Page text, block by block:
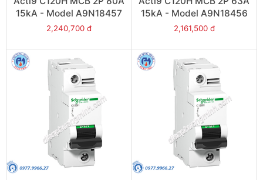
15kA - Model A9N18457
2,240,700 đ
15kA - Model A9N18456
2,161,500 đ